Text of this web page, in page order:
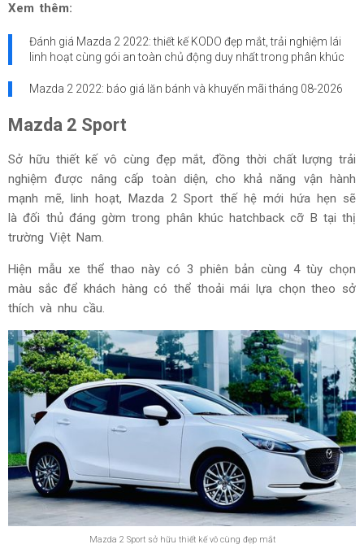
Xem thêm:
Đánh giá Mazda 2 2022: thiết kế KODO đẹp mắt, trải nghiệm lái
linh hoạt cùng gói an toàn chủ động duy nhất trong phân khúc
Mazda 2 2022: báo giá lăn bánh và khuyến mãi tháng 08-2026
Mazda 2 Sport
Sở hữu thiết kế vô cùng đẹp mắt, đồng thời chất lượng trải
nghiệm được nâng cấp toàn diện, cho khả năng vận hành
mạnh mẽ, linh hoạt, Mazda 2 Sport thế hệ mới hứa hẹn sẽ
là đối thủ đáng gờm trong phân khúc hatchback cỡ B tại thị
trường Việt Nam.
Hiện mẫu xe thể thao này có 3 phiên bản cùng 4 tùy chọn
màu sắc để khách hàng có thể thoải mái lựa chọn theo sở
thích và nhu cầu.
Mazda 2 Sport sở hữu thiết kế vô cùng đẹp mắt